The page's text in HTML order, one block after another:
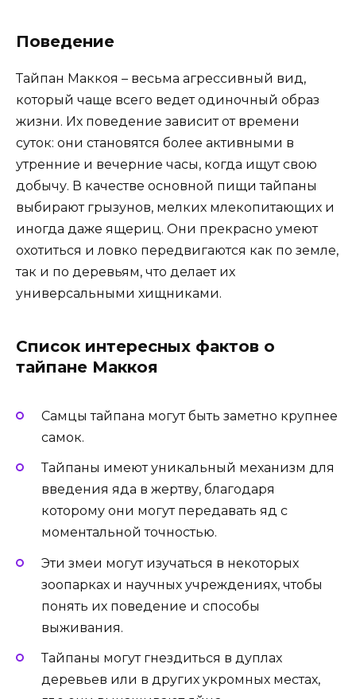
Поведение
Тайпан Маккоя – весьма агрессивный вид,
который чаще всего ведет одиночный образ
жизни. Их поведение зависит от времени
суток: они становятся более активными в
утренние и вечерние часы, когда ищут свою
добычу. В качестве основной пищи тайпаны
выбирают грызунов, мелких млекопитающих и
иногда даже ящериц. Они прекрасно умеют
охотиться и ловко передвигаются как по земле,
так и по деревьям, что делает их
универсальными хищниками.
Список интересных фактов о
тайпане Маккоя
Самцы тайпана могут быть заметно крупнее
самок.
Тайпаны имеют уникальный механизм для
введения яда в жертву, благодаря
которому они могут передавать яд с
моментальной точностью.
Эти змеи могут изучаться в некоторых
зоопарках и научных учреждениях, чтобы
понять их поведение и способы
выживания.
Тайпаны могут гнездиться в дуплах
деревьев или в других укромных местах,